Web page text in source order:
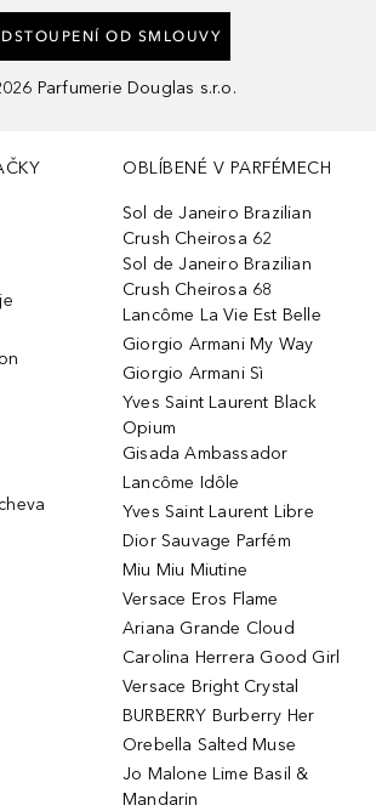
OD SMLOUVY
Parfumerie Douglas s.r.o.
OBLÍBENÉ V PARFÉMECH
Sol de Janeiro Brazilian
Crush Cheirosa 62
Sol de Janeiro Brazilian
Crush Cheirosa 68
Lancôme La Vie Est Belle
Giorgio Armani My Way
Giorgio Armani Sì
Yves Saint Laurent Black
Opium
Gisada Ambassador
Lancôme Idôle
Yves Saint Laurent Libre
Dior Sauvage Parfém
Miu Miu Miutine
Versace Eros Flame
Ariana Grande Cloud
Carolina Herrera Good Girl
Versace Bright Crystal
BURBERRY Burberry Her
Orebella Salted Muse
Jo Malone Lime Basil &
Mandarin